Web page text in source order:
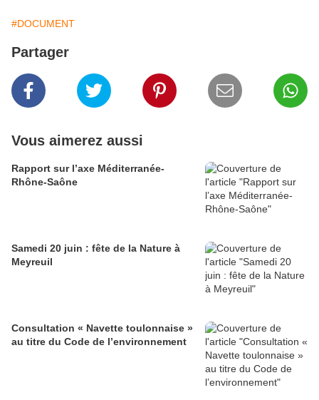
#DOCUMENT
Partager
Vous aimerez aussi
Rapport sur l’axe Méditerranée-
Rhône-Saône
Samedi 20 juin : fête de la Nature à
Meyreuil
Consultation « Navette toulonnaise »
au titre du Code de l’environnement